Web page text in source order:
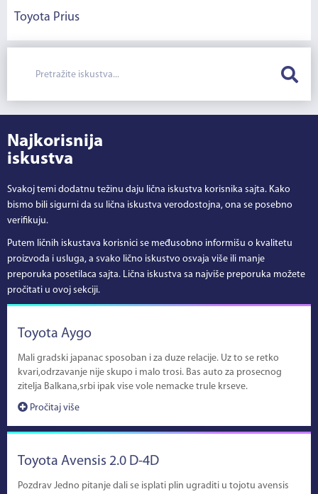
Toyota Prius
Najkorisnija
iskustva
Svakoj temi dodatnu težinu daju lična iskustva korisnika sajta. Kako
bismo bili sigurni da su lična iskustva verodostojna, ona se posebno
verifikuju.
Putem ličnih iskustava korisnici se međusobno informišu o kvalitetu
proizvoda i usluga, a svako lično iskustvo osvaja više ili manje
preporuka posetilaca sajta. Lična iskustva sa najviše preporuka možete
pročitati u ovoj sekciji.
Toyota Aygo
Mali gradski japanac sposoban i za duze relacije. Uz to se retko
kvari,odrzavanje nije skupo i malo trosi. Bas auto za prosecnog
zitelja Balkana,srbi ipak vise vole nemacke trule krseve.
Pročitaj više
Toyota Avensis 2.0 D-4D
Pozdrav Jedno pitanje dali se isplati plin ugraditi u tojotu avensis